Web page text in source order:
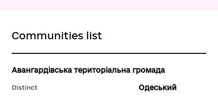
Communities list
Авангардівська територіальна громада
Distinct Одеський